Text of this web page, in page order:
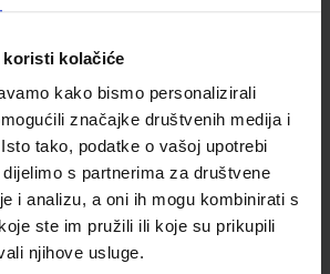
koristi kolačiće
kako bismo personalizirali
značajke društvenih medija i
tako, podatke o vašoj upotrebi
s partnerima za društvene
i analizu, a oni ih mogu kombinirati s
ste im pružili ili koje su prikupili
njihove usluge.
UDŽBENIK
3 STRUKOVNA
UPRAVNE I BIROTEH.ŠK